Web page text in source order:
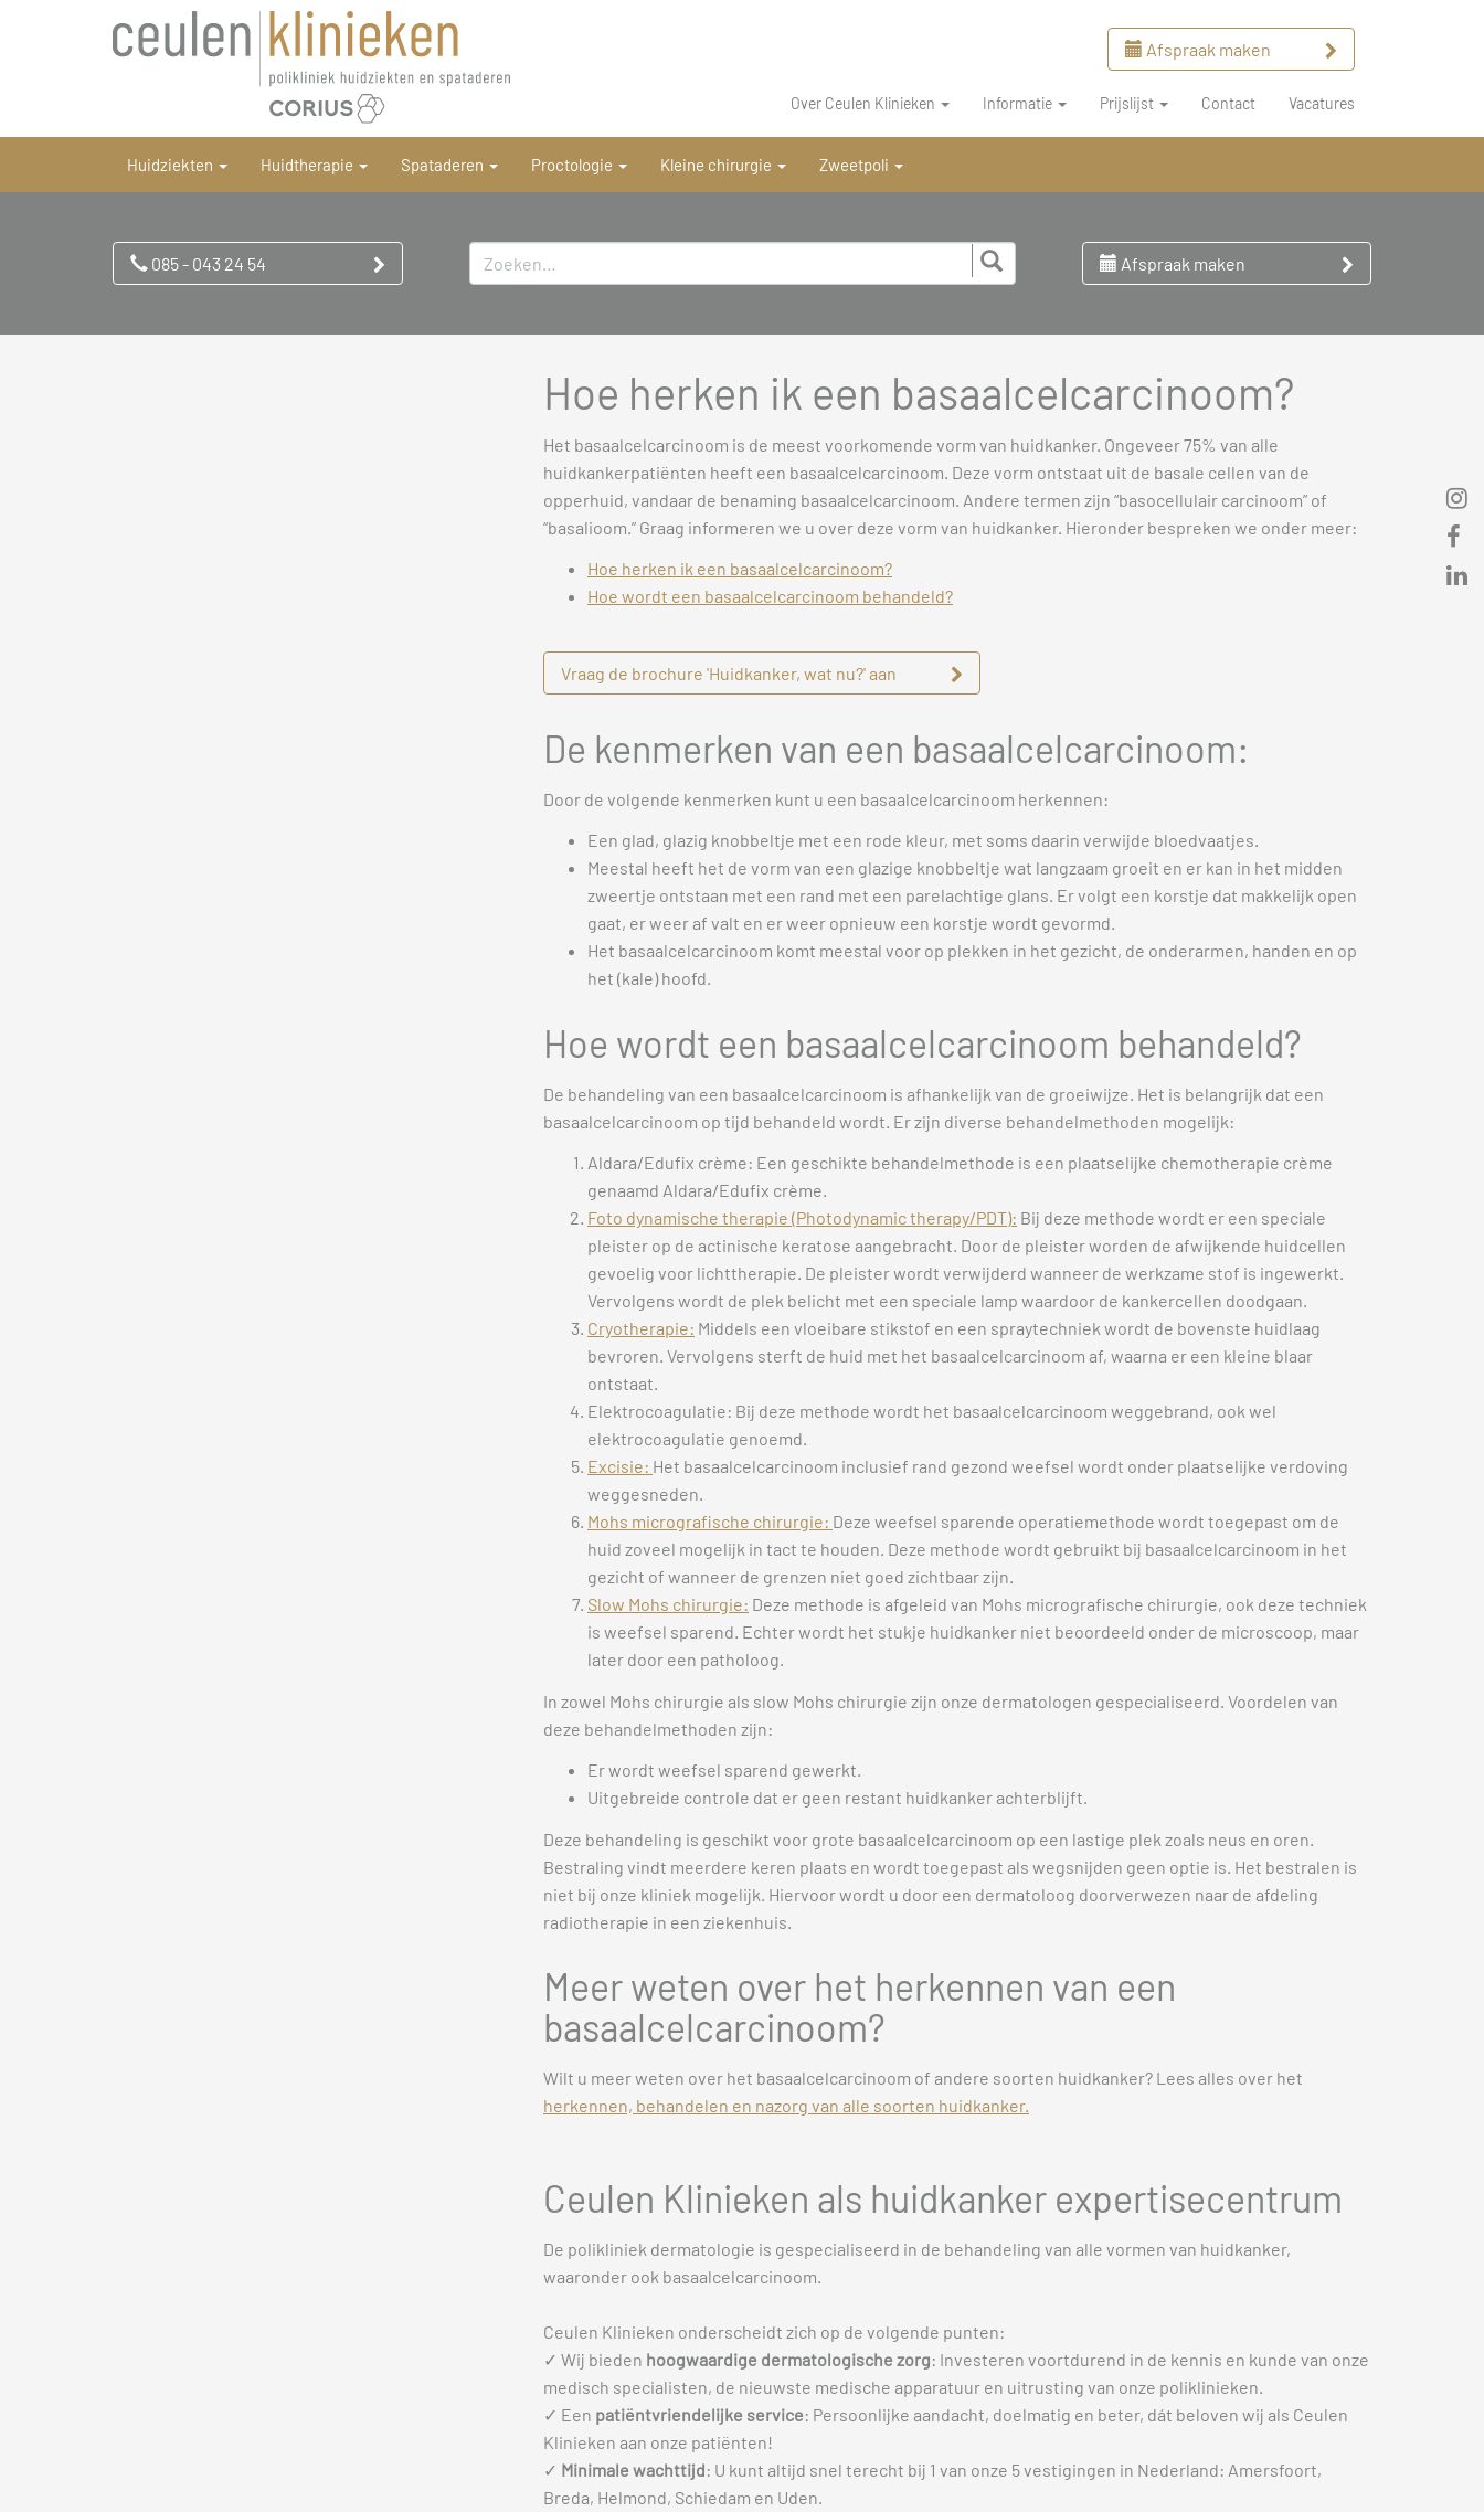
Afspraak maken
Over Ceulen Klinieken Informatie Prijslijst Contact Vacatures
Huidziekten Huidtherapie Spataderen Proctologie Kleine chirurgie Zweetpoli
085 - 043 24 54 Afspraak maken
Hoe herken ik een basaalcelcarcinoom?
Het basaalcelcarcinoom is de meest voorkomende vorm van huidkanker. Ongeveer 75% van alle
huidkankerpatiënten heeft een basaalcelcarcinoom. Deze vorm ontstaat uit de basale cellen van de
opperhuid, vandaar de benaming basaalcelcarcinoom. Andere termen zijn “basocellulair carcinoom” of
“basalioom.” Graag informeren we u over deze vorm van huidkanker. Hieronder bespreken we onder meer:
Hoe herken ik een basaalcelcarcinoom?
Hoe wordt een basaalcelcarcinoom behandeld?
Vraag de brochure 'Huidkanker, wat nu?' aan
De kenmerken van een basaalcelcarcinoom:
Door de volgende kenmerken kunt u een basaalcelcarcinoom herkennen:
Een glad, glazig knobbeltje met een rode kleur, met soms daarin verwijde bloedvaatjes.
Meestal heeft het de vorm van een glazige knobbeltje wat langzaam groeit en er kan in het midden
zweertje ontstaan met een rand met een parelachtige glans. Er volgt een korstje dat makkelijk open
gaat, er weer af valt en er weer opnieuw een korstje wordt gevormd.
Het basaalcelcarcinoom komt meestal voor op plekken in het gezicht, de onderarmen, handen en op
het (kale) hoofd.
Hoe wordt een basaalcelcarcinoom behandeld?
De behandeling van een basaalcelcarcinoom is afhankelijk van de groeiwijze. Het is belangrijk dat een
basaalcelcarcinoom op tijd behandeld wordt. Er zijn diverse behandelmethoden mogelijk:
Aldara/Edufix crème: Een geschikte behandelmethode is een plaatselijke chemotherapie crème
genaamd Aldara/Edufix crème.
Foto dynamische therapie (Photodynamic therapy/PDT): Bij deze methode wordt er een speciale
pleister op de actinische keratose aangebracht. Door de pleister worden de afwijkende huidcellen
gevoelig voor lichttherapie. De pleister wordt verwijderd wanneer de werkzame stof is ingewerkt.
Vervolgens wordt de plek belicht met een speciale lamp waardoor de kankercellen doodgaan.
Cryotherapie: Middels een vloeibare stikstof en een spraytechniek wordt de bovenste huidlaag
bevroren. Vervolgens sterft de huid met het basaalcelcarcinoom af, waarna er een kleine blaar
ontstaat.
Elektrocoagulatie: Bij deze methode wordt het basaalcelcarcinoom weggebrand, ook wel
elektrocoagulatie genoemd.
Excisie: Het basaalcelcarcinoom inclusief rand gezond weefsel wordt onder plaatselijke verdoving
weggesneden.
Mohs micrografische chirurgie: Deze weefsel sparende operatiemethode wordt toegepast om de
huid zoveel mogelijk in tact te houden. Deze methode wordt gebruikt bij basaalcelcarcinoom in het
gezicht of wanneer de grenzen niet goed zichtbaar zijn.
Slow Mohs chirurgie: Deze methode is afgeleid van Mohs micrografische chirurgie, ook deze techniek
is weefsel sparend. Echter wordt het stukje huidkanker niet beoordeeld onder de microscoop, maar
later door een patholoog.
In zowel Mohs chirurgie als slow Mohs chirurgie zijn onze dermatologen gespecialiseerd. Voordelen van
deze behandelmethoden zijn:
Er wordt weefsel sparend gewerkt.
Uitgebreide controle dat er geen restant huidkanker achterblijft.
Deze behandeling is geschikt voor grote basaalcelcarcinoom op een lastige plek zoals neus en oren.
Bestraling vindt meerdere keren plaats en wordt toegepast als wegsnijden geen optie is. Het bestralen is
niet bij onze kliniek mogelijk. Hiervoor wordt u door een dermatoloog doorverwezen naar de afdeling
radiotherapie in een ziekenhuis.
Meer weten over het herkennen van een
basaalcelcarcinoom?
Wilt u meer weten over het basaalcelcarcinoom of andere soorten huidkanker? Lees alles over het
herkennen, behandelen en nazorg van alle soorten huidkanker.
Ceulen Klinieken als huidkanker expertisecentrum
De polikliniek dermatologie is gespecialiseerd in de behandeling van alle vormen van huidkanker,
waaronder ook basaalcelcarcinoom.
Ceulen Klinieken onderscheidt zich op de volgende punten:
✓ Wij bieden hoogwaardige dermatologische zorg: Investeren voortdurend in de kennis en kunde van onze
medisch specialisten, de nieuwste medische apparatuur en uitrusting van onze poliklinieken.
✓ Een patiëntvriendelijke service: Persoonlijke aandacht, doelmatig en beter, dát beloven wij als Ceulen
Klinieken aan onze patiënten!
✓ Minimale wachttijd: U kunt altijd snel terecht bij 1 van onze 5 vestigingen in Nederland: Amersfoort,
Breda, Helmond, Schiedam en Uden.